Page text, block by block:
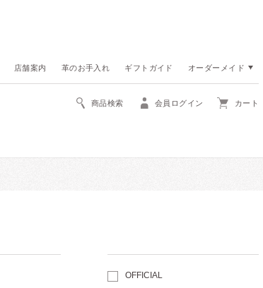
店舗案内 革のお手入れ ギフトガイド オーダーメイド
商品検索 会員ログイン カート
OFFICIAL